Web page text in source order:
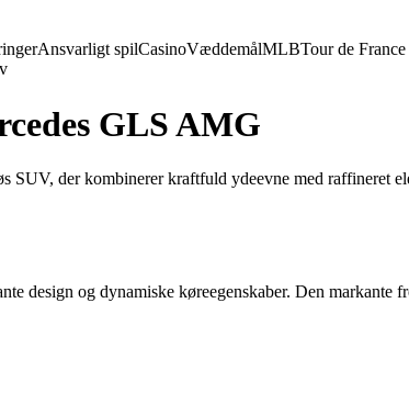
Ansvarligt spilCasinoVæddemålMLBTour de France
GLS AMG
SUV, der kombinerer kraftfuld ydeevne med
design og dynamiske køreegenskaber. Den